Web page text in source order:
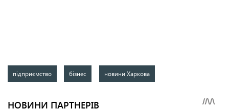
підприємство бізнес новини Харкова